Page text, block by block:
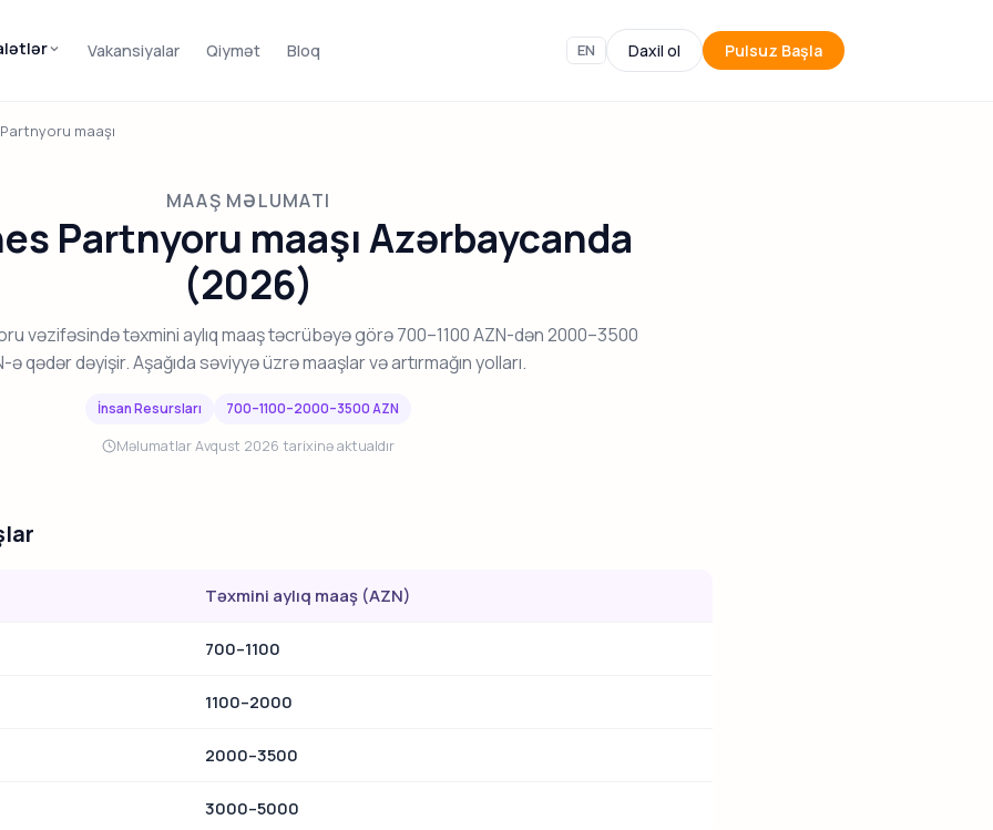
Vakansiyalar Qiymət Bloq EN Daxil ol Pulsuz Başla
maaşı
MAAŞ MƏLUMATI
Partnyoru maaşı Azərbaycanda
(2026)
vəzifəsində təxmini aylıq maaş təcrübəyə görə 700–1100 AZN-dən 2000–3500
ə qədər dəyişir. Aşağıda səviyyə üzrə maaşlar və artırmağın yolları.
İnsan Resursları 700–1100–2000–3500 AZN
Məlumatlar Avqust 2026 tarixinə aktualdır
Təxmini aylıq maaş (AZN)
700–1100
1100–2000
2000–3500
3000–5000